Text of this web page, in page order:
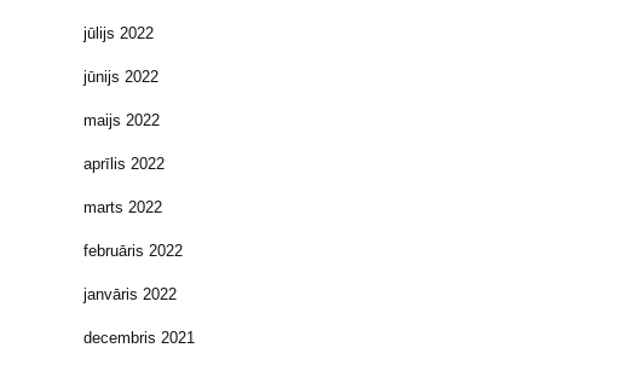
jūlijs 2022
jūnijs 2022
maijs 2022
aprīlis 2022
marts 2022
februāris 2022
janvāris 2022
decembris 2021